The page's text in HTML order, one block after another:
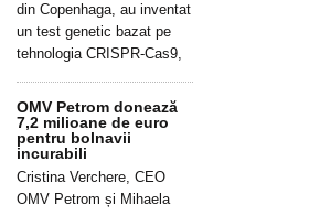
din Copenhaga, au inventat
un test genetic bazat pe
tehnologia CRISPR-Cas9,
OMV Petrom donează
7,2 milioane de euro
pentru bolnavii
incurabili
Cristina Verchere, CEO
OMV Petrom și Mihaela